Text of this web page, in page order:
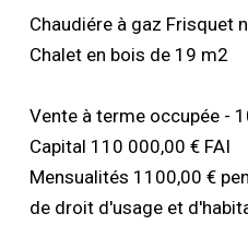
Chaudiére à gaz Frisquet
Chalet en bois de 19 m2
Vente à terme occupée -
Capital 110 000,00 € FAI
Mensualités 1100,00 €
de droit d'usage et